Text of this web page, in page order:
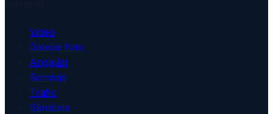
Video
Galerie foto
Angajări
Sondaje
Trafic
Sănătate